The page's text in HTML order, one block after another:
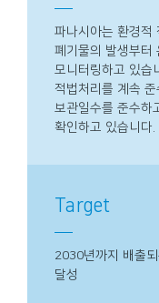
파나시아는 환경적
폐기물의 발생부터
모니터링하고 있습
적법처리를 계속
보관일수를 준수하
확인하고 있습니다.
Target
2030년까지 배출
달성